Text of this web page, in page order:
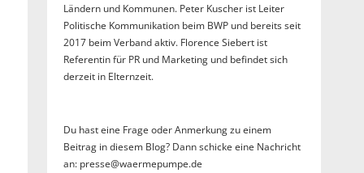
Ländern und Kommunen. Peter Kuscher ist Leiter
Politische Kommunikation beim BWP und bereits seit
2017 beim Verband aktiv. Florence Siebert ist
Referentin für PR und Marketing und befindet sich
derzeit in Elternzeit.
Du hast eine Frage oder Anmerkung zu einem
Beitrag in diesem Blog? Dann schicke eine Nachricht
an: presse@waermepumpe.de